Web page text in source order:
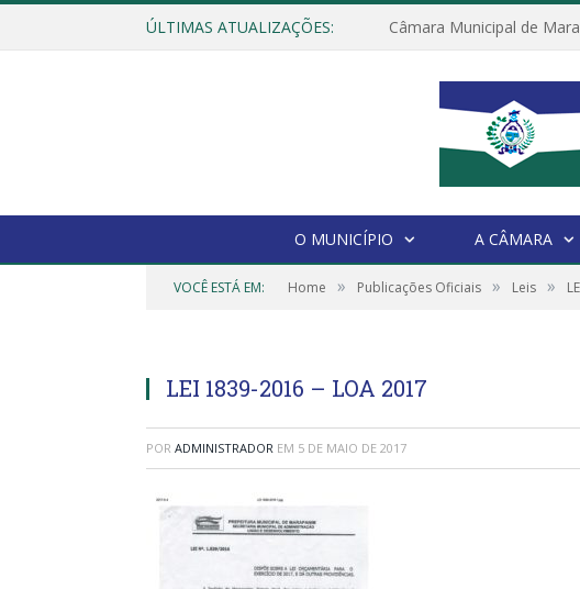
ÚLTIMAS ATUALIZAÇÕES:
O MUNICÍPIO A CÂMARA
VOCÊ ESTÁ EM: Home » Publicações Oficiais » Leis »
LEI 1839-2016 – LOA 2017
POR ADMINISTRADOR EM 5 DE MAIO DE 2017